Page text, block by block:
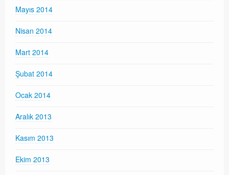
Mayıs 2014
Nisan 2014
Mart 2014
Şubat 2014
Ocak 2014
Aralık 2013
Kasım 2013
Ekim 2013